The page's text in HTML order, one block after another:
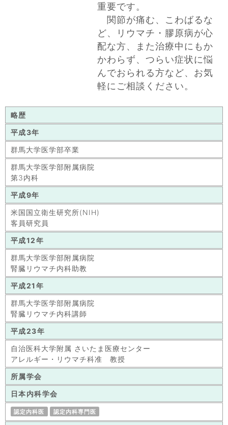
重要です。
関節が痛む、こわばるな
ど、リウマチ・膠原病が心
配な方、また治療中にもか
かわらず、つらい症状に悩
んでおられる方など、お気
軽にご相談ください。
略歴
平成3年
群馬大学医学部卒業
群馬大学医学部附属病院
第3内科
平成9年
米国国立衛生研究所(NIH)
客員研究員
平成12年
群馬大学医学部附属病院
腎臓リウマチ内科助教
平成21年
群馬大学医学部附属病院
腎臓リウマチ内科講師
平成23年
自治医科大学附属 さいたま医療センター
アレルギー・リウマチ科准 教授
所属学会
日本内科学会
認定内科医 認定内科専門医